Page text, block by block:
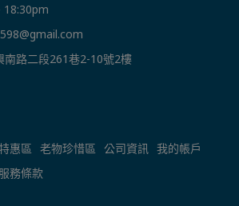
18:30pm
南路二段261巷2-10號2樓
惠區 老物珍惜區 公司資訊 我的帳戶
服務條款